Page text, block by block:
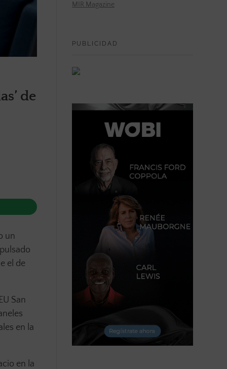
de
un
el de
San
en la
en la
MIR Magazine
PUBLICIDAD